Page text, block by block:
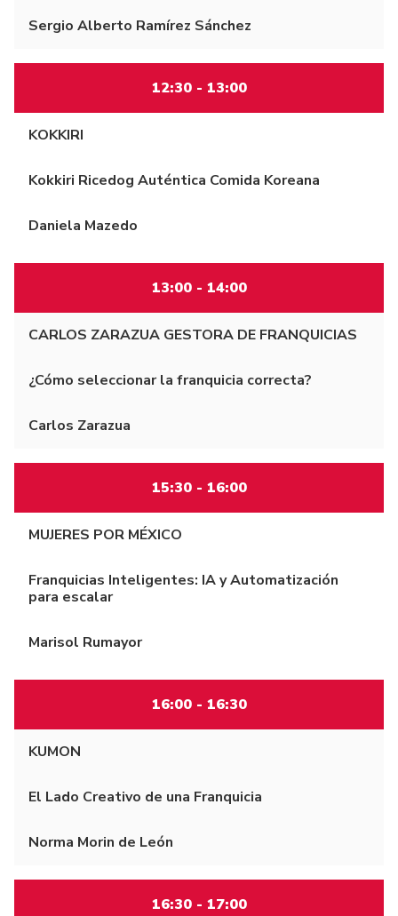
Sergio Alberto Ramírez Sánchez
12:30 - 13:00
KOKKIRI
Kokkiri Ricedog Auténtica Comida Koreana
Daniela Mazedo
13:00 - 14:00
CARLOS ZARAZUA GESTORA DE FRANQUICIAS
¿Cómo seleccionar la franquicia correcta?
Carlos Zarazua
15:30 - 16:00
MUJERES POR MÉXICO
Franquicias Inteligentes: IA y Automatización
para escalar
Marisol Rumayor
16:00 - 16:30
KUMON
El Lado Creativo de una Franquicia
Norma Morin de León
16:30 - 17:00